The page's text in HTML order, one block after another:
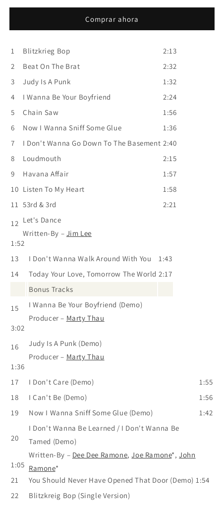
CD
CD
Comprar ahora
1 Blitzkrieg Bop
2:13
2
Beat On The Brat
2:32
3
Judy Is A Punk
1:32
4
I Wanna Be Your Boyfriend
2:24
5
Chain Saw
1:56
6
Now I Wanna Sniff Some Glue
1:36
7
I Don't Wanna Go Down To The Basement 2:40
8
Loudmouth
2:15
9
Havana Affair
1:57
10 Listen To My Heart
1:58
11 53rd & 3rd
2:21
12 Let's Dance
Written-By – Jim Lee
1:52
13
I Don't Wanna Walk Around With You
1:43
14
Today Your Love, Tomorrow The World 2:17
Bonus Tracks
15
I Wanna Be Your Boyfriend (Demo)
Producer – Marty Thau
3:02
16
Judy Is A Punk (Demo)
Producer – Marty Thau
1:36
17
I Don't Care (Demo)
1:55
18
I Can't Be (Demo)
1:56
19
Now I Wanna Sniff Some Glue (Demo) 1:42
20
I Don't Wanna Be Learned / I Don't Wanna Be
Tamed (Demo)
Written-By – Dee Dee Ramone,Joe Ramone*,John
Ramone*
1:05
21
You Should Never Have Opened That Door (Demo) 1:54
22
Blitzkreig Bop (Single Version)